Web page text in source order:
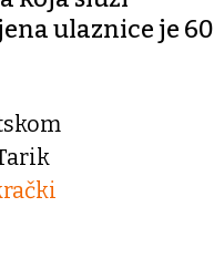
ulaznice je 60